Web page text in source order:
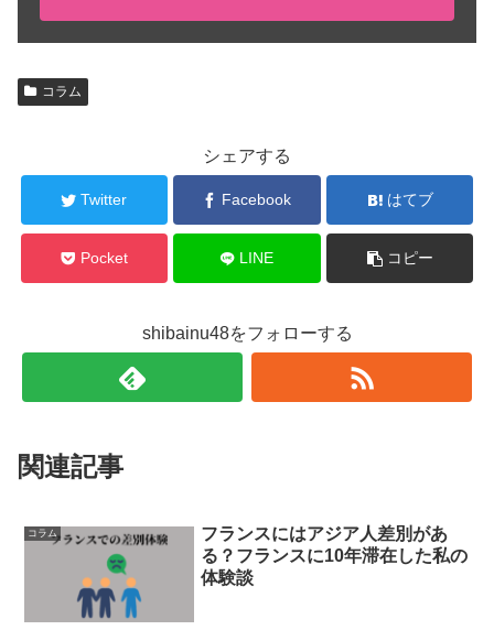
コラム
シェアする
Twitter Facebook はてブ
Pocket LINE コピー
shibainu48をフォローする
関連記事
コラム
フランスにはアジア人差別があ
る？フランスに10年滞在した私の
体験談